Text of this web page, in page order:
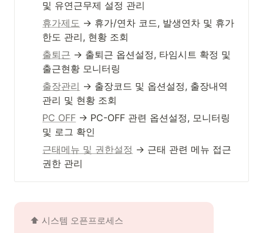
및 유연근무제 설정 관리
휴가제도 → 휴가/연차 코드, 발생연차 및 휴가
한도 관리, 현황 조회
출퇴근 → 출퇴근 옵션설정, 타임시트 확정 및
출근현황 모니터링
출장관리 → 출장코드 및 옵션설정, 출장내역
관리 및 현황 조회
PC OFF → PC-OFF 관련 옵션설정, 모니터링
및 로그 확인
근태메뉴 및 권한설정 → 근태 관련 메뉴 접근
권한 관리
⬆️ 시스템 오픈프로세스